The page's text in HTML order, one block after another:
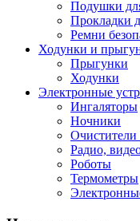
Подушки
Прокладки
Ремни
Ходунки и
Прыгунки
Ходунки
Электронные
Ингаляторы
Ночники
Очистители
Радио,
Роботы
Термометры